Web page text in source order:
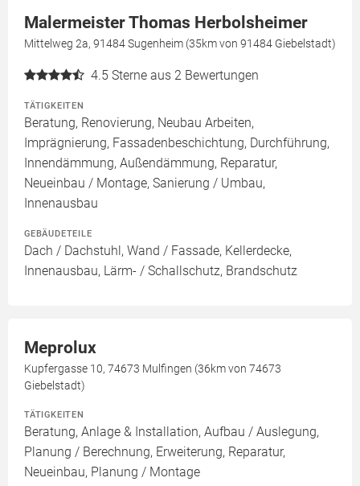
Malermeister Thomas Herbolsheimer
Mittelweg 2a, 91484 Sugenheim (35km von 91484 Giebelstadt)
4.5 Sterne aus 2 Bewertungen
TÄTIGKEITEN
Beratung, Renovierung, Neubau Arbeiten,
Imprägnierung, Fassadenbeschichtung, Durchführung,
Innendämmung, Außendämmung, Reparatur,
Neueinbau / Montage, Sanierung / Umbau,
Innenausbau
GEBÄUDETEILE
Dach / Dachstuhl, Wand / Fassade, Kellerdecke,
Innenausbau, Lärm- / Schallschutz, Brandschutz
Meprolux
Kupfergasse 10, 74673 Mulfingen (36km von 74673
Giebelstadt)
TÄTIGKEITEN
Beratung, Anlage & Installation, Aufbau / Auslegung,
Planung / Berechnung, Erweiterung, Reparatur,
Neueinbau, Planung / Montage